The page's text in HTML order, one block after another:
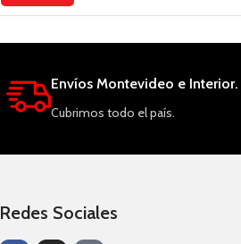
Envíos Montevideo e Interior.
Cubrimos todo el país.
Redes Sociales